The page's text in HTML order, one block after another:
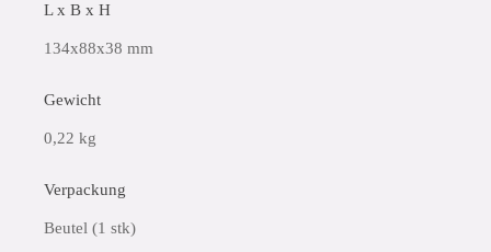
L x B x H
134x88x38 mm
Gewicht
0,22 kg
Verpackung
Beutel (1 stk)